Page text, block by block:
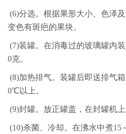
(6)分选。根据果形大小、色泽
变色有斑疤的果块。
(7)装罐。在消毒过的玻璃罐内
0克。
(8)加热排气。装罐后即送排气
0℃以上。
(9)封罐。放正罐盖，在封罐机上
(10)杀菌、冷却。在沸水中煮15